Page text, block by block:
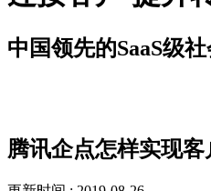
中国领先的SaaS级
腾讯企点怎样实现客